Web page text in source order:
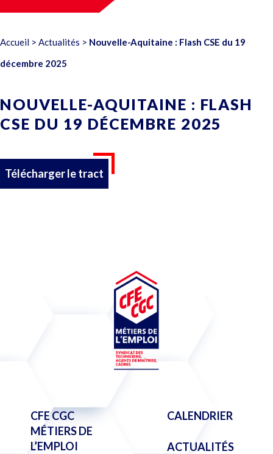
Accueil > Actualités > Nouvelle-Aquitaine : Flash CSE du 19
décembre 2025
NOUVELLE-AQUITAINE : FLASH
CSE DU 19 DÉCEMBRE 2025
Télécharger le tract
CFE CGC
MÉTIERS DE
L’EMPLOI
CALENDRIER
ACTUALITÉS